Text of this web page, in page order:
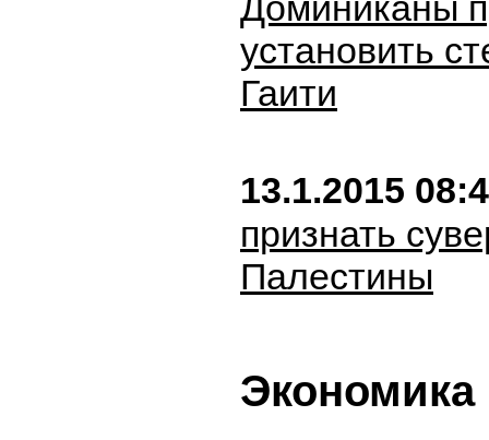
установить
Гаити
13.1.2015
признать
Палестины
Экономика